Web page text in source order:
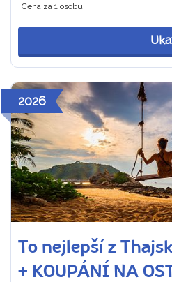
Cena za 1 osobu
2026
To nejlepší z
+ KOUPÁNÍ NA